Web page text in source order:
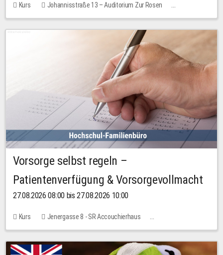
Kurs
Johannisstraße 13 – Auditorium Zur Rosen
11 Plätze
Vorsorge selbst regeln –
Patientenverfügung & Vorsorgevollmacht
27.08.2026 08:00 bis 27.08.2026 10:00
Kurs
Jenergasse 8 - SR Accouchierhaus
Keine freien Plätze